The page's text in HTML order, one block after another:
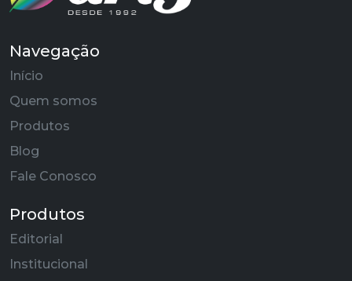
Navegação
Início
Quem somos
Produtos
Blog
Fale Conosco
Produtos
Editorial
Institucional